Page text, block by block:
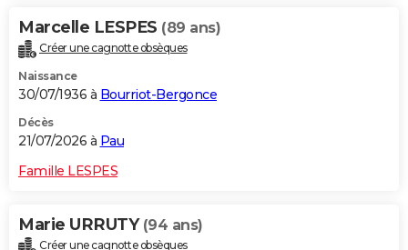
Marcelle LESPES (89 ans)
Créer une cagnotte obsèques
Naissance
30/07/1936 à Bourriot-Bergonce
Décès
21/07/2026 à Pau
Famille LESPES
Marie URRUTY (94 ans)
Créer une cagnotte obsèques